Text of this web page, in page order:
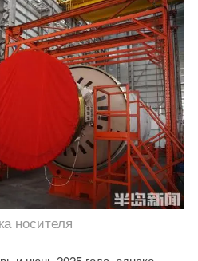
носителя